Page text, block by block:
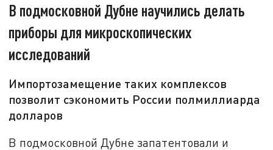
В подмосковной Дубне научились делать
приборы для микроскопических
исследований
Импортозамещение таких комплексов
позволит сэкономить России полмиллиарда
долларов
В подмосковной Дубне запатентовали и